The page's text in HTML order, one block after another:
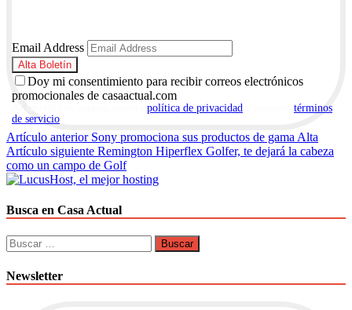
Email Address
Doy mi consentimiento para recibir correos electrónicos
promocionales de casaactual.com
política de privacidad
términos
de servicio
Navegación
de
entradas
Artículo anterior Sony promociona sus productos de gama Alta
Artículo siguiente Remington Hiperflex Golfer, te dejará la cabeza
como un campo de Golf
Busca en Casa Actual
Buscar:
Newsletter